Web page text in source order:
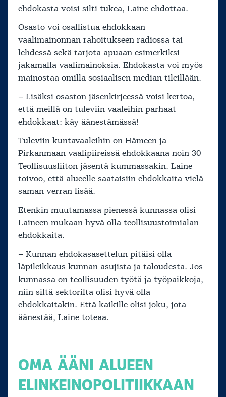
ehdokasta voisi silti tukea, Laine ehdottaa.
Osasto voi osallistua ehdokkaan
vaalimainonnan rahoitukseen radiossa tai
lehdessä sekä tarjota apuaan esimerkiksi
jakamalla vaalimainoksia. Ehdokasta voi myös
mainostaa omilla sosiaalisen median tileillään.
– Lisäksi osaston jäsenkirjeessä voisi kertoa,
että meillä on tuleviin vaaleihin parhaat
ehdokkaat: käy äänestämässä!
Tuleviin kuntavaaleihin on Hämeen ja
Pirkanmaan vaalipiireissä ehdokkaana noin 30
Teollisuusliiton jäsentä kummassakin. Laine
toivoo, että alueelle saataisiin ehdokkaita vielä
saman verran lisää.
Etenkin muutamassa pienessä kunnassa olisi
Laineen mukaan hyvä olla teollisuustoimialan
ehdokkaita.
– Kunnan ehdokasasettelun pitäisi olla
läpileikkaus kunnan asujista ja taloudesta. Jos
kunnassa on teollisuuden työtä ja työpaikkoja,
niin siltä sektorilta olisi hyvä olla
ehdokkaitakin. Että kaikille olisi joku, jota
äänestää, Laine toteaa.
OMA ÄÄNI ALUEEN
ELINKEINOPOLITIIKKAAN